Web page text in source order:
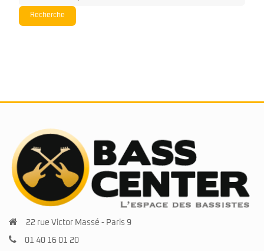
pour :
Recherche
22 rue Victor Massé - Paris 9
01 40 16 01 20